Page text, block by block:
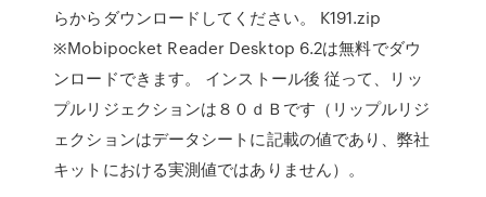
らからダウンロードしてください。 K191.zip
※Mobipocket Reader Desktop 6.2は無料でダウ
ンロードできます。 インストール後 従って、リッ
プルリジェクションは８０ｄＢです（リップルリジ
ェクションはデータシートに記載の値であり、弊社
キットにおける実測値ではありません）。